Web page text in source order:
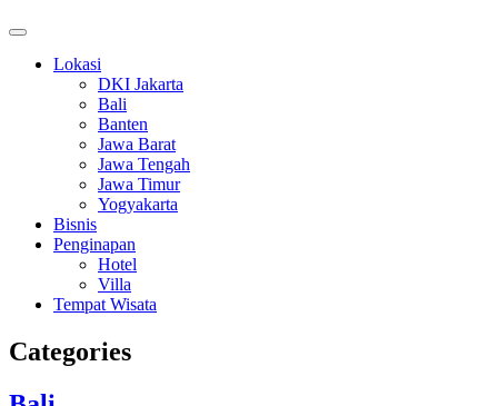
Lokasi
DKI Jakarta
Bali
Banten
Jawa Barat
Jawa Tengah
Jawa Timur
Yogyakarta
Bisnis
Penginapan
Hotel
Villa
Tempat Wisata
Categories